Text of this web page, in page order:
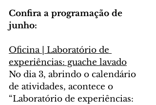
Confira a programação de
junho:
Oficina | Laboratório de
experiências: guache lavado
No dia 3, abrindo o calendário
de atividades, acontece o
“Laboratório de experiências: